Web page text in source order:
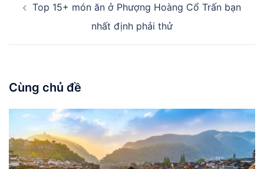
hướng
viết
Top 15+ món ăn ở Phượng Hoàng Cổ Trấn bạn
nhất định phải thử
Cùng chủ đề